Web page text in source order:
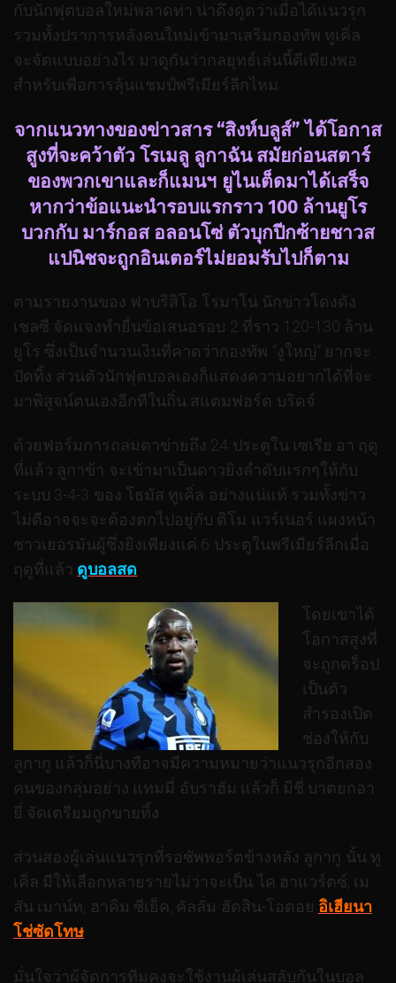
กับนักฟุตบอลใหม่พลาดท่า น่าดึงดูดว่าเมื่อได้แนวรุก
รวมทั้งปราการหลังคนใหม่เข้ามาเสริมกองทัพ ทูเคิ่ล
จะจัดแบบอย่างไร มาดูกันว่ากลยุทธ์เล่นนี้ดีเพียงพอ
สำหรับเพื่อการลุ้นแชมป์พรีเมียร์ลีกไหม
จากแนวทางของข่าวสาร “สิงห์บลูส์” ได้โอกาส
สูงที่จะคว้าตัว โรเมลู ลูกาฉัน สมัยก่อนสตาร์
ของพวกเขาและก็แมนฯ ยูไนเต็ดมาได้เสร็จ
หากว่าข้อแนะนำรอบแรกราว 100 ล้านยูโร
บวกกับ มาร์กอส อลอนโซ่ ตัวบุกปีกซ้ายชาวส
แปนิชจะถูกอินเตอร์ไม่ยอมรับไปก็ตาม
ตามรายงานของ ฟาบริสิโอ โรมาโน่ นักข่าวโด่งดัง
เชลซี จัดแจงทำยื่นข้อเสนอรอบ 2 ที่ราว 120-130 ล้าน
ยูโร ซึ่งเป็นจำนวนเงินที่คาดว่ากองทัพ “งูใหญ่” ยากจะ
ปัดทิ้ง ส่วนตัวนักฟุตบอลเองก็แสดงความอยากได้ที่จะ
มาพิสูจน์ตนเองอีกทีในถิ่น สแตมฟอร์ด บริดจ์
ด้วยฟอร์มการถล่มตาข่ายถึง 24 ประตูใน เซเรีย อา ฤดู
ที่แล้ว ลูกาข้า จะเข้ามาเป็นดาวยิงลำดับแรกๆให้กับ
ระบบ 3-4-3 ของ โธมัส ทูเคิ่ล อย่างแน่แท้ รวมทั้งข่าว
ไม่ดีอาจจะจะต้องตกไปอยู่กับ ติโม แวร์เนอร์ แผงหน้า
ชาวเยอรมันผู้ซึ่งยิงเพียงแค่ 6 ประตูในพรีเมียร์ลีกเมื่อ
ฤดูที่แล้ว ดูบอลสด
โดยเขาได้
โอกาสสูงที่
จะถูกดร็อป
เป็นตัว
สำรองเปิด
ช่องให้กับ
ลูกากู แล้วก็นี่บางทีอาจมีความหมายว่าแนวรุกอีกสอง
คนของกลุ่มอย่าง แทมมี่ อับราฮัม แล้วก็ มิชี่ บาตยกอา
ยี่ จัดเตรียมถูกขายทิ้ง
ส่วนสองผู้เล่นแนวรุกที่รอซัพพอร์ตข้างหลัง ลูกากู นั้น ทู
เคิ่ล มีให้เลือกหลายรายไม่ว่าจะเป็น ไค ฮาแวร์ตซ์, เม
สัน เมาน์ท, ฮาคิม ซีเย็ค, คัลลั่ม ฮัดสิน-โอดอย อิเฮียนา
โช่ซัดโทษ
มั่นใจว่าผู้จัดการทีมคงจะใช้งานผู้เล่นสลับกันในบอล